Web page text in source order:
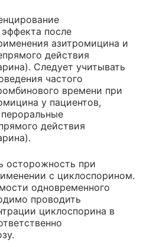
эффекта после
азитромицина и
действия
Следует учитывать
частого
времени при
у пациентов,
действия
осторожность при
с циклоспорином.
одновременного
проводить
циклоспорина в